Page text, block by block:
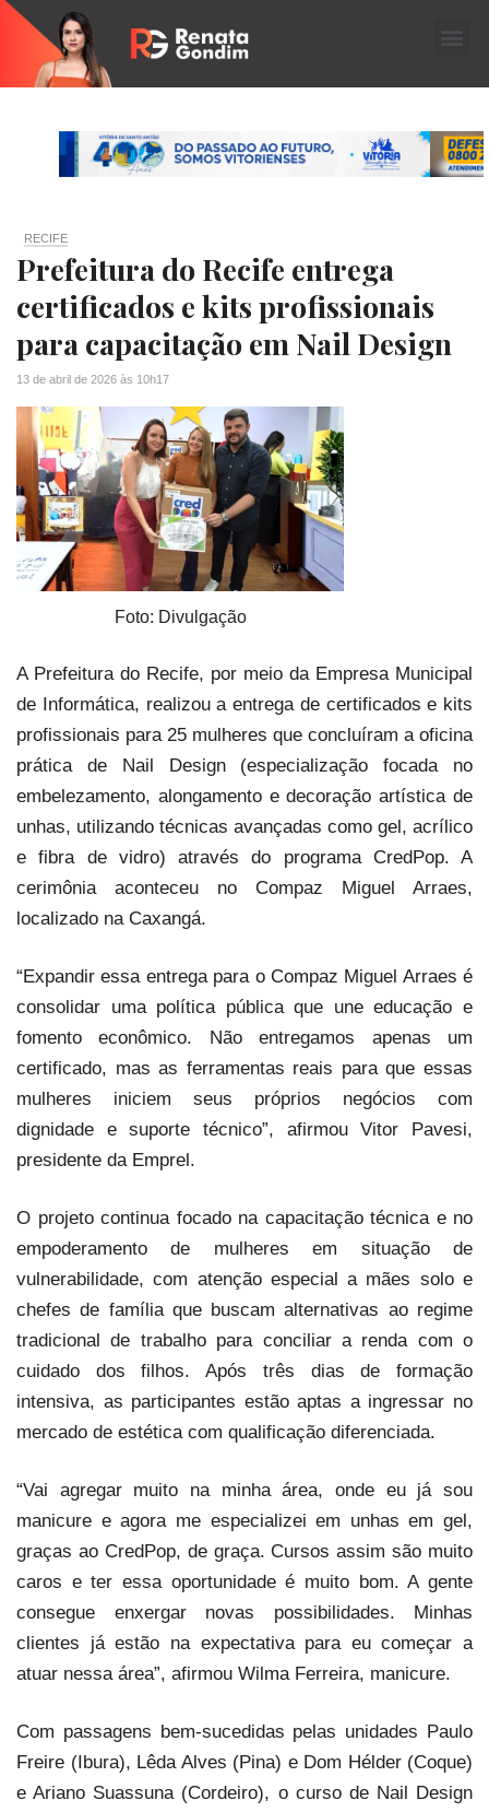
RECIFE
Prefeitura do Recife entrega
certificados e kits profissionais
para capacitação em Nail Design
13 de abril de 2026 às 10h17
Foto: Divulgação
A Prefeitura do Recife, por meio da Empresa Municipal
de Informática, realizou a entrega de certificados e kits
profissionais para 25 mulheres que concluíram a oficina
prática de Nail Design (especialização focada no
embelezamento, alongamento e decoração artística de
unhas, utilizando técnicas avançadas como gel, acrílico
e fibra de vidro) através do programa CredPop. A
cerimônia aconteceu no Compaz Miguel Arraes,
localizado na Caxangá.
“Expandir essa entrega para o Compaz Miguel Arraes é
consolidar uma política pública que une educação e
fomento econômico. Não entregamos apenas um
certificado, mas as ferramentas reais para que essas
mulheres iniciem seus próprios negócios com
dignidade e suporte técnico”, afirmou Vitor Pavesi,
presidente da Emprel.
O projeto continua focado na capacitação técnica e no
empoderamento de mulheres em situação de
vulnerabilidade, com atenção especial a mães solo e
chefes de família que buscam alternativas ao regime
tradicional de trabalho para conciliar a renda com o
cuidado dos filhos. Após três dias de formação
intensiva, as participantes estão aptas a ingressar no
mercado de estética com qualificação diferenciada.
“Vai agregar muito na minha área, onde eu já sou
manicure e agora me especializei em unhas em gel,
graças ao CredPop, de graça. Cursos assim são muito
caros e ter essa oportunidade é muito bom. A gente
consegue enxergar novas possibilidades. Minhas
clientes já estão na expectativa para eu começar a
atuar nessa área”, afirmou Wilma Ferreira, manicure.
Com passagens bem-sucedidas pelas unidades Paulo
Freire (Ibura), Lêda Alves (Pina) e Dom Hélder (Coque)
e Ariano Suassuna (Cordeiro), o curso de Nail Design